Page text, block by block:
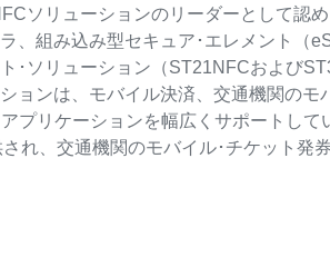
ソリューションのリーダーとして認
、組み込み型セキュア･エレメント（
･ソリューション（ST21NFCおよび
ョンは、モバイル決済、交通機関の
プリケーションを幅広くサポートし
れ、交通機関のモバイル･チケット発